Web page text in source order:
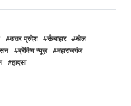
उत्तर प्रदेश ऊँचाहार
खेल
ब्रेकिंग न्यूज़
महाराजगंज
हादसा